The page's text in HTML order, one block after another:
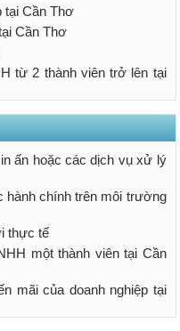
tại Cần Thơ
Cần Thơ
từ 2 thành viên trở lên tại
ấn hoặc các dịch vụ xử lý
hành chính trên môi trường
thực tế
một thành viên tại Cần
mãi của doanh nghiệp tại